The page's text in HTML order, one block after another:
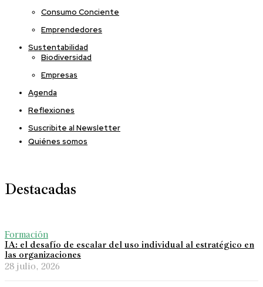
Consumo Conciente
Emprendedores
Sustentabilidad
Biodiversidad
Empresas
Agenda
Reflexiones
Suscribite al Newsletter
Quiénes somos
Destacadas
Formación
IA: el desafío de escalar del uso individual al estratégico en
las organizaciones
28 julio, 2026